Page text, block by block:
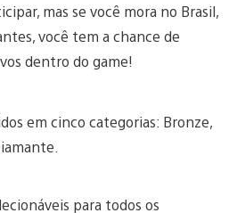
mas se você mora no Brasil,
você tem a chance de
dentro do game!
em cinco categorias: Bronze,
para todos os